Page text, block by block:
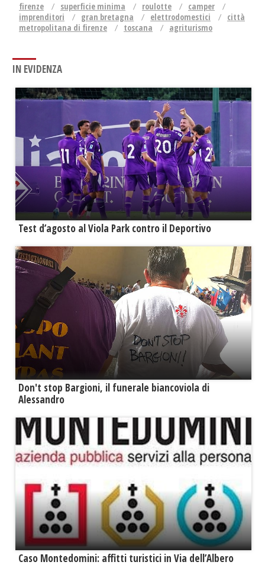
firenze superficie minima roulotte
camper
imprenditori
gran bretagna elettrodomestici
città
metropolitana di firenze
toscana agriturismo
IN EVIDENZA
Test d’agosto al Viola Park contro il Deportivo
Don't stop Bargioni, il funerale biancoviola di
Alessandro
Caso Montedomini: affitti turistici in Via dell’Albero